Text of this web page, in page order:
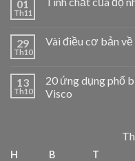
01
Th11
29
Th10
Vài điều cơ bản
13
Th10
20 ứng dụng phổ
Visco
H B T